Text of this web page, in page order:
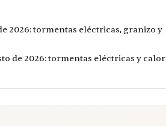
2026: tormentas eléctricas, granizo y
de 2026: tormentas eléctricas y calor